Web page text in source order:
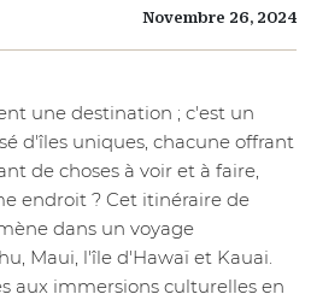
Novembre 26, 2024
une destination ; c'est un
d'îles uniques, chacune offrant
de choses à voir et à faire,
endroit ? Cet itinéraire de
dans un voyage
Maui, l'île d'Hawaï et Kauai.
aux immersions culturelles en